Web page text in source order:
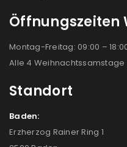
Öffnungszeiten
Montag-Freitag: 09:00 –
Alle 4 Weihnachtssamstage
Standort
Baden:
Erzherzog Rainer Ring 1